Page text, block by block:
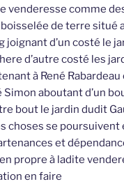
venderesse comme
de terre situé
joignant d’un costé le
d’autre costé les
à René
aboutant d’un
bout le jardin dudit
choses se
et
propre à ladite
en faire